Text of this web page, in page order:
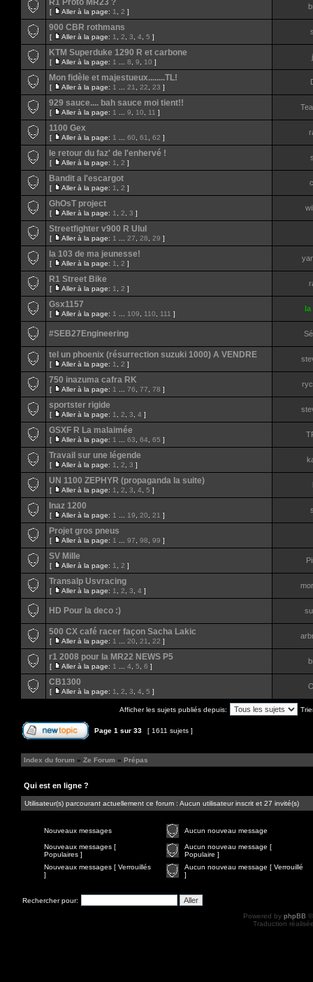
R1 Proto MR23 ?
[ Aller à la page: 1 2 ]
900 CBR rothmans
[ Aller à la page: 1 2 3 4 5 ]
KTM Superduke 1290 R et carbone
[ Aller à la page: 1 8 9 10 ]
Mon fidèle et majestueux........TL!
[ Aller à la page: 1 21 22 23 ]
929 sauce.... bah sauce moi tient!!
[ Aller à la page: 1 9 10 11 ]
1100 Gex
[ Aller à la page: 1 60 61 62 ]
le retour du faz' de l'enhervé !
[ Aller à la page: 1 2 ]
Bandit a l'escargot
[ Aller à la page: 1 2 ]
GhOsT project
[ Aller à la page: 1 2 3 ]
Streetfighter v900 R Ulul
[ Aller à la page: 1 27 28 29 ]
la 103 de ma jeunesse!
[ Aller à la page: 1 2 ]
R1 Street Bike
[ Aller à la page: 1 2 ]
Gsx1157
[ Aller à la page: 1 109 110 111 ]
la
#SEB27Engineering
tel un phoenix (résurrection suzuki 1000) A VENDRE
[ Aller à la page: 1 2 ]
750 inazuma cafra RK
[ Aller à la page: 1 76 77 78 ]
sportster rigide
[ Aller à la page: 1 2 3 4 ]
GSXF R La malaimée
[ Aller à la page: 1 63 64 65 ]
Travail sur une légende
[ Aller à la page: 1 2 3 ]
UN 1100 ZEPHYR (propaganda la suite)
[ Aller à la page: 1 2 3 4 5 ]
Inaz 1200
[ Aller à la page: 1 19 20 21 ]
Projet gros pneus
[ Aller à la page: 1 97 98 99 ]
SV Mille
[ Aller à la page: 1 2 ]
Transalp Usvracing
[ Aller à la page: 1 2 3 4 ]
HD Pour la deco :)
500 CX café racer façon Sacha Lakic
[ Aller à la page: 1 20 21 22 ]
r1 2008 pour la MR22 NEWS P5
[ Aller à la page: 1 4 5 6 ]
CB1300
[ Aller à la page: 1 2 3 4 5 ]
Afficher les sujets publiés depuis:
Page 1 sur 33 [ 1611 sujets ]
Index du forum » Ze Forum » Prépas
Qui est en ligne ?
Utilisateur(s) parcourant actuellement ce forum : Aucun utilisateur inscrit et 27 invité(s)
Nouveaux messages Aucun nouveau message
Nouveaux messages [
Populaires ]
Aucun nouveau message [
Populaire ]
Nouveaux messages [ Verrouillés
]
Aucun nouveau message [ Verrouillé
]
Rechercher pour:
Powered by phpBB
Traduction